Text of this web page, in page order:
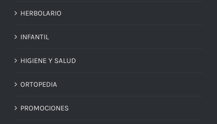
HERBOLARIO
INFANTIL
HIGIENE Y SALUD
ORTOPEDIA
PROMOCIONES